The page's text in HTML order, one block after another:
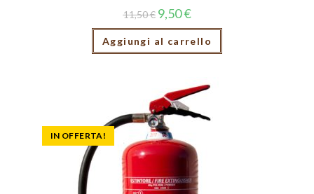
11,50€ 9,50€
Aggiungi al carrello
IN OFFERTA!